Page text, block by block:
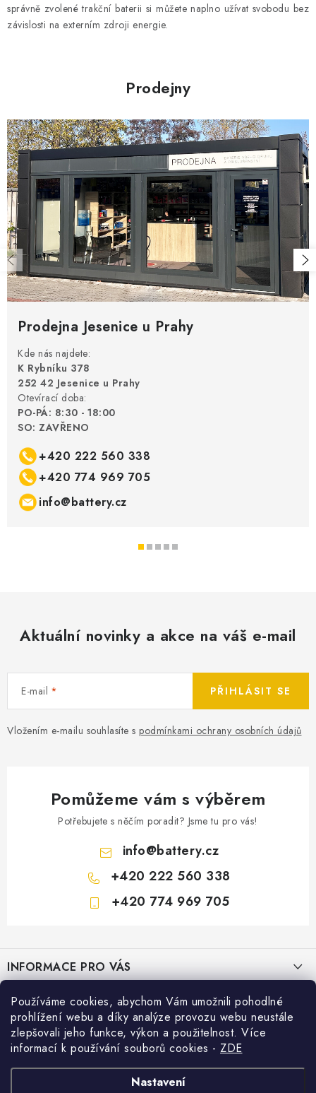
Používáme cookies, abychom Vám umožnili pohodlné
prohlížení webu a díky analýze provozu webu neustále
zlepšovali jeho funkce, výkon a použitelnost. Více
informací k používání souborů cookies - ZDE
Nastavení
správně zvolené trakční baterii si můžete naplno užívat svobodu bez
závislosti na externím zdroji energie.
Prodejny
Prodejna Jesenice u Prahy
Kde nás najdete:
K Rybníku 378
252 42 Jesenice u Prahy
Otevírací doba:
PO-PÁ: 8:30 - 18:00
SO: ZAVŘENO
+420 222 560 338
+420 774 969 705
info@battery.cz
Aktuální novinky a akce na váš e-mail
E-mail
Vložením e-mailu souhlasíte s podmínkami ochrany osobních údajů
PŘIHLÁSIT SE
Pomůžeme vám s výběrem
Potřebujete s něčím poradit? Jsme tu pro vás!
info@battery.cz
+420 222 560 338
+420 774 969 705
pINFORMACE PRO VÁS
KONTAKTY
POŠTOVNÉ A DOPRAVA
KONFIGURÁTOR AUTOBATERIÍ
PRODEJNY BATTERY.CZ
Prodejna Brno - Pražákova ul.
Prodejna Praha - Brožíkova ul.
Konfigurátor AUTOBATERIE
Konfigurátor AUTOBATERIE
Vyhledávání